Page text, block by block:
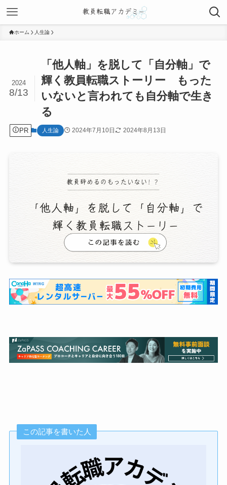
ホーム 人生論
「他人軸」を脱して「自分軸」で
輝く教員転職ストーリー もった
いないと言われても自分軸で生き
る
2024
8/13
PR 人生論 2024年7月10日 2024年8月13日
この記事を書いた人